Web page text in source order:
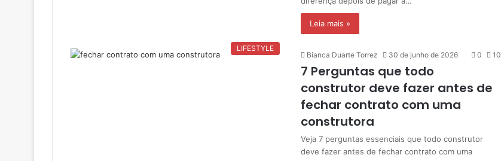
Leia mais »
LIFESTYLE
Bianca Duarte Torrez 30 de junho de 2026 0 10
7 Perguntas que todo
construtor deve fazer antes de
fechar contrato com uma
construtora
Veja 7 perguntas essenciais que todo construtor
deve fazer antes de fechar contrato com uma